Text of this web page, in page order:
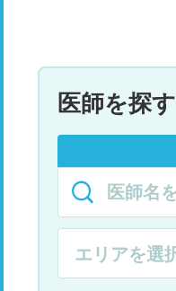
医師を探す